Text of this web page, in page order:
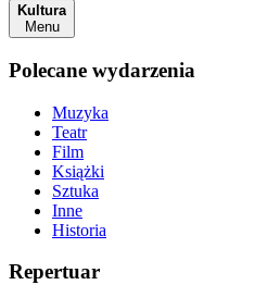
Kultura
Menu
Polecane wydarzenia
Muzyka
Teatr
Film
Książki
Sztuka
Inne
Historia
Repertuar